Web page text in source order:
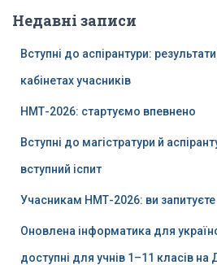
Недавні записи
Вступні до аспірантури:
кабінетах учасників
НМТ-2026: стартуємо впевнено
Вступні до магістратури й
вступний іспит
Учасникам НМТ-2026: ви
Оновлена інформатика для
доступні для учнів 1–11 класів на